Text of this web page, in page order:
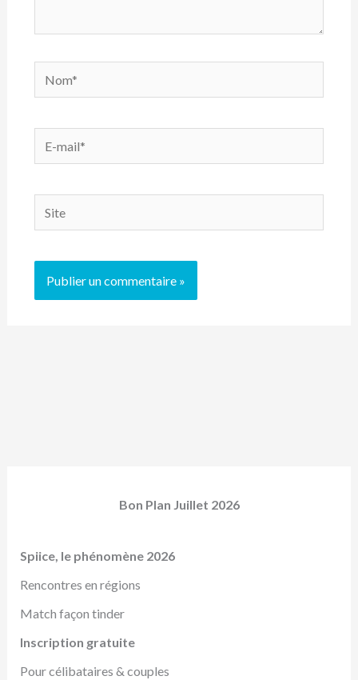
Nom*
mail*
Site
Bon Plan Juillet 2026
Spiice, le phénomène 2026
Rencontres en régions
Match façon tinder
Inscription gratuite
Pour célibataires & couples